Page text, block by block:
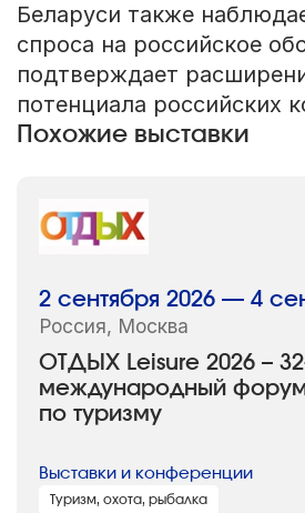
Беларуси также
спроса на российское
подтверждает
потенциала российских
Похожие выставки
ОТДЫХ Leisure 2026 –
международный
по туризму
2 сентября 2026 — 4
Россия, Москва
Выставки и конференции
Туризм, охота, рыбалка